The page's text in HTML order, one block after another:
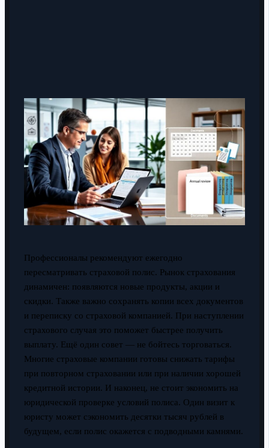
Профессионалы рекомендуют ежегодно
пересматривать страховой полис. Рынок страхования
динамичен: появляются новые продукты, акции и
скидки. Также важно сохранять копии всех документов
и переписку со страховой компанией. При наступлении
страхового случая это поможет быстрее получить
выплату. Ещё один совет — не бойтесь торговаться.
Многие страховые компании готовы снижать тарифы
при повторном страховании или при наличии хорошей
кредитной истории. И наконец, не стоит экономить на
юридической проверке условий полиса. Один визит к
юристу может сэкономить десятки тысяч рублей в
будущем, если полис окажется с подводными камнями.